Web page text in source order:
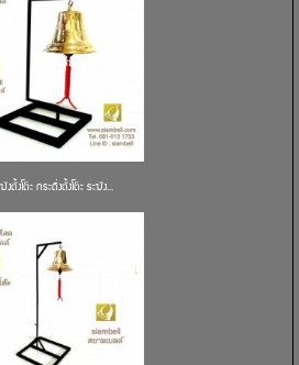
งตั้งโต๊ะ กระดิ่งตั้งโต๊ะ ระฆัง...